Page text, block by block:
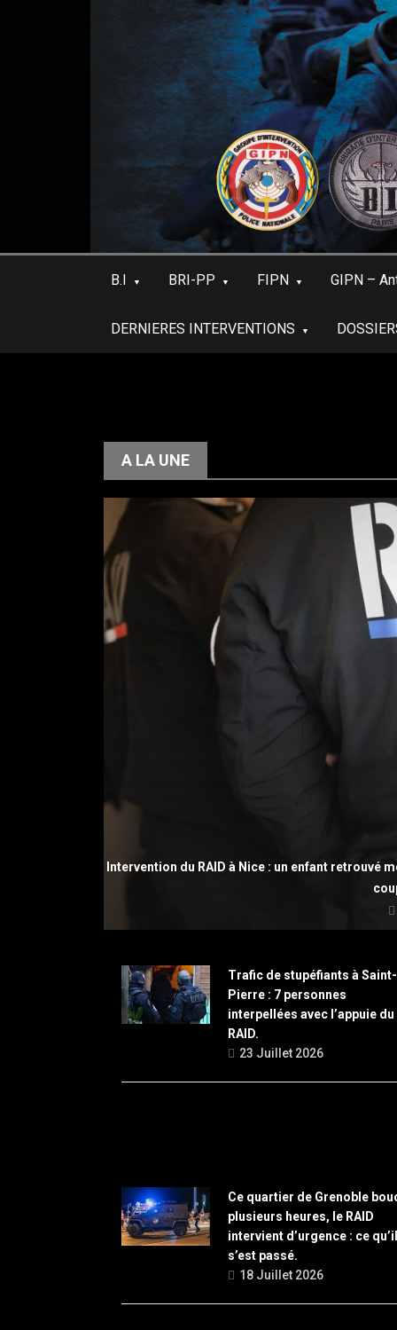
B.I BRI-PP FIPN GIPN –
DERNIERES INTERVENTIONS
A LA UNE
Intervention du RAID à Nice : un enfant retrouvé
Trafic de stupéfiants à Saint-
Pierre : 7 personnes
interpellées avec l’appuie du
RAID.
23 Juillet 2026
Ce quartier de Grenoble
plusieurs heures, le RAID
intervient d’urgence : ce qu’il
s’est passé.
18 Juillet 2026